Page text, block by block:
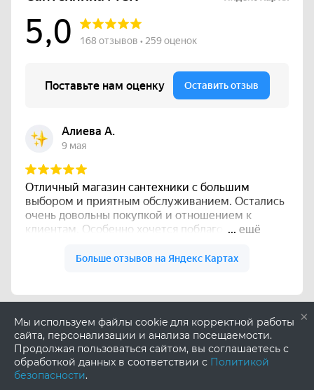
×
Мы используем файлы cookie для корректной работы
сайта, персонализации и анализа посещаемости.
Продолжая пользоваться сайтом, вы соглашаетесь с
обработкой данных в соответствии с Политикой
безопасности.